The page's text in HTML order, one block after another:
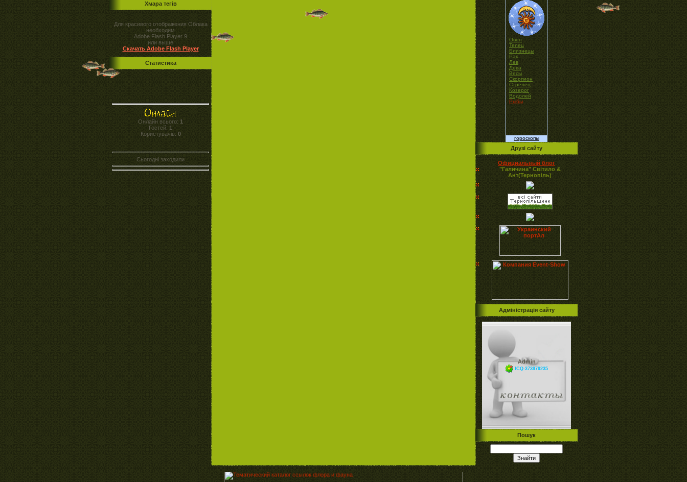
Хмара тегів
Для красивого отображения Облака
необходим
Adobe Flash Player 9
или выше
Скачать Adobe Flash Player
Статистика
Онлайн всього: 1
Гостей: 1
Користувачів: 0
Сьогодні заходили
Овен
Телец
Близнецы
Рак
Лев
Дева
Весы
Скорпион
Стрелец
Козерог
Водолей
Рыбы
гороскопы
Друзі сайту
Официальный блог
"Галичина" Світило &
Ант(Тернопіль)
Адміністрація сайту
Admin
ICQ-373979235
Пошук